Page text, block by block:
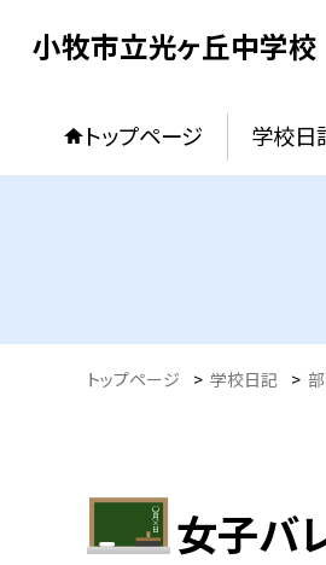
小牧市立光ヶ丘中学校
トップページ 学校日
トップページ > 学校日記 >
女子バ